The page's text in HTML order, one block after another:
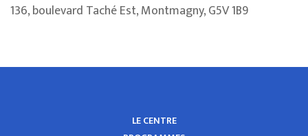
136, boulevard Taché Est, Montmagny, G5V 1B9
LE CENTRE